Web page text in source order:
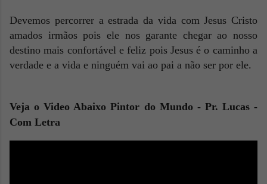
Devemos percorrer a estrada da vida com Jesus Cristo
amados irmãos pois ele nos garante chegar ao nosso
destino mais confortável e feliz pois Jesus é o caminho a
verdade e a vida e ninguém vai ao pai a não ser por ele.
Veja o Video AbaixoPintor do Mundo - Pr. Lucas -
Com Letra